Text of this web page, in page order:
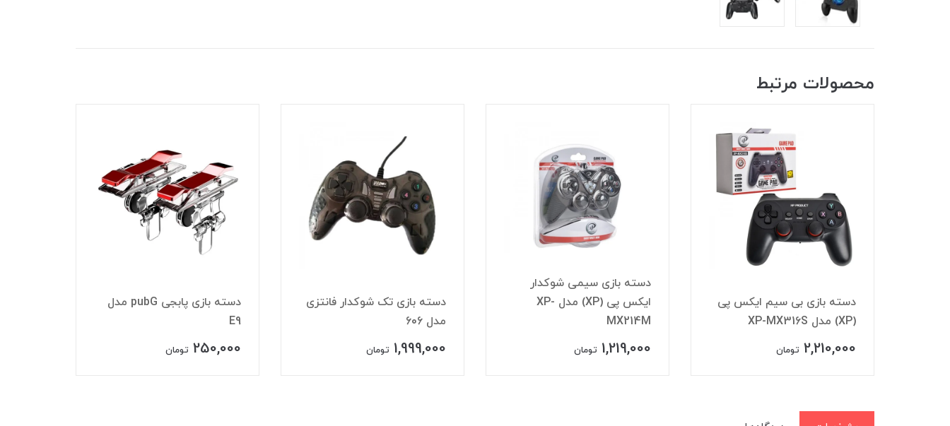
محصولات مرتبط
دسته بازی بی سیم ایکس پی
(XP) مدل XP-MX316S
2,210,000 تومان
دسته بازی سیمی شوکدار
ایکس پی (XP) مدل XP-
MX214M
1,219,000 تومان
دسته بازی تک شوکدار فانتزی
مدل 606
1,999,000 تومان
دسته بازی پابجی pubG مدل
E9
250,000 تومان